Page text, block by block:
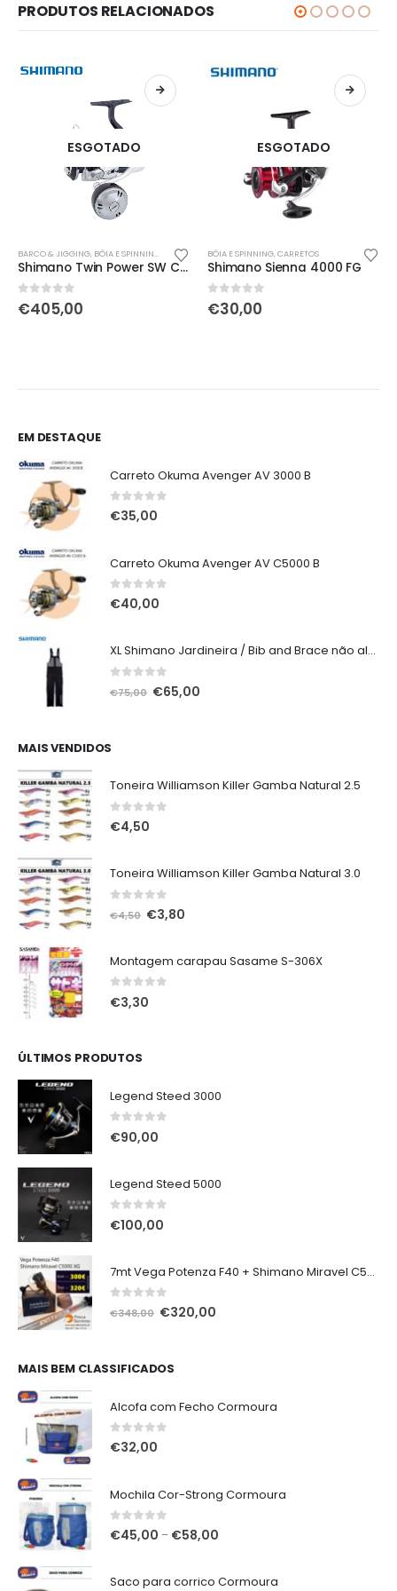
PRODUTOS RELACIONADOS
ESGOTADO
BARCO & JIGGING, BÓIA E SPINNING CARRETOS
Shimano Twin Power SW C 4000 XG
0out of 5
€405,00
ESGOTADO
BÓIA E SPINNING,CARRETOS
Shimano Sienna 4000 FG
0out of 5
€30,00
EM DESTAQUE
Carreto Okuma Avenger AV 3000 B
0out of 5
€35,00
Carreto Okuma Avenger AV C5000 B
0out of 5
€40,00
XL Shimano Jardineira / Bib and Brace não alcochoada preta
out of 5
€75,00 O
€65,00
MAIS VENDIDOS
Toneira Williamson Killer Gamba Natural 2.5
0out of 5
€4,50
Toneira Williamson Killer Gamba Natural 3.0
out of 5
€4,50 O
era:
€4,50.
€3,80
é:
Montagem carapau Sasame S-306X
0out of 5
€3,30
ÚLTIMOS PRODUTOS
Legend Steed 3000
0out of 5
€90,00
Legend Steed 5000
0out of 5
€100,00
7mt Vega Potenza F40 + Shimano Miravel C5000 XG
€348,00 O
era:
€320,00
MAIS BEM CLASSIFICADOS
Alcofa com Fecho Cormoura
0out of 5
€32,00
Mochila Cor-Strong Cormoura
0out of 5
€45,00 – €58,00
Saco para corrico Cormoura